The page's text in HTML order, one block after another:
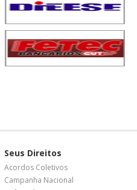
Seus Direitos
Acordos Coletivos
Campanha Nacional